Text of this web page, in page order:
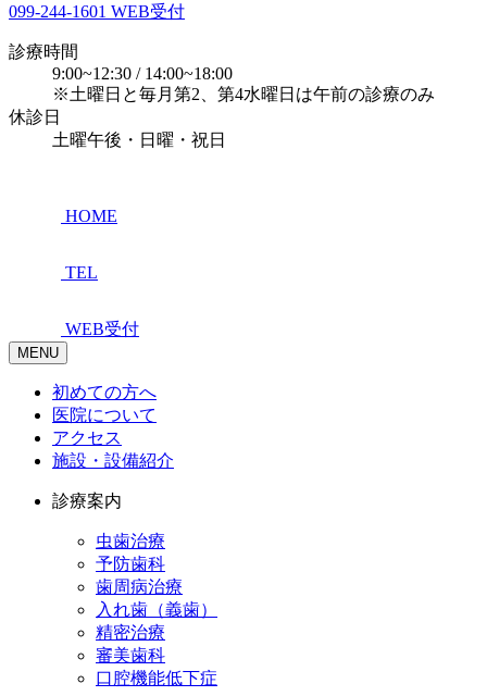
099-244-1601 WEB受付
診療時間
9:00~12:30 / 14:00~18:00
※土曜日と毎月第2、第4水曜日は午前の診療のみ
休診日
土曜午後・日曜・祝日
HOME
TEL
WEB受付
MENU
初めての方へ
医院について
アクセス
施設・設備紹介
診療案内
虫歯治療
予防歯科
歯周病治療
入れ歯（義歯）
精密治療
審美歯科
口腔機能低下症